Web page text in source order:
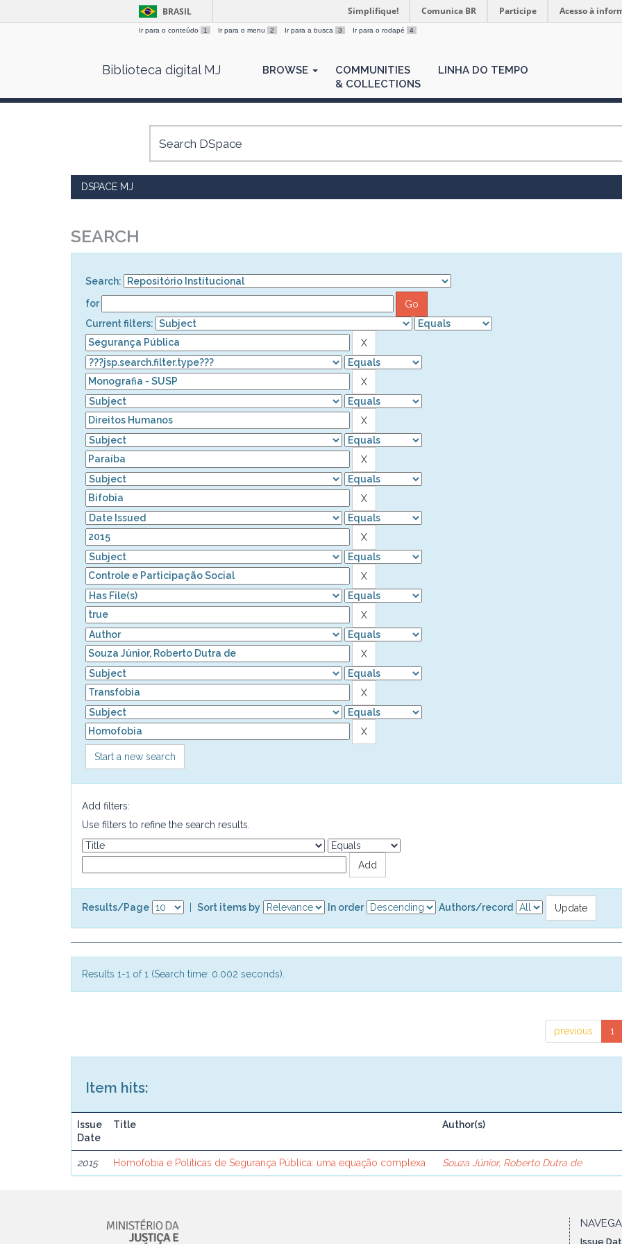
BRASIL Simplifique! Comunica BR Participe Acesso à
Ir para o conteúdo 1 Ir para o menu 2 Ir para a busca 3 Ir para o rodapé 4
Biblioteca digital MJ BROWSE
COMMUNITIES
& COLLECTIONS
LINHA DO TEMPO
DSPACE MJ
SEARCH
Search:
for
Current filters:
Start a new search
Add filters:
Use filters to refine the search results.
Results/Page Sort items by In order Authors/record
Results 1-1 of 1 (Search time: 0.002 seconds).
previous 1
Item hits:
Issue
Date
Title Author(s)
2015 Homofobia e Políticas de Segurança Pública: uma equação complexa Souza Júnior, Roberto Dutra de
Issue